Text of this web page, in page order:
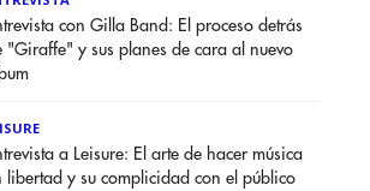
con Gilla Band: El proceso detrás
"Giraffe" y sus planes de cara al nuevo
a Leisure: El arte de hacer música
libertad y su complicidad con el público